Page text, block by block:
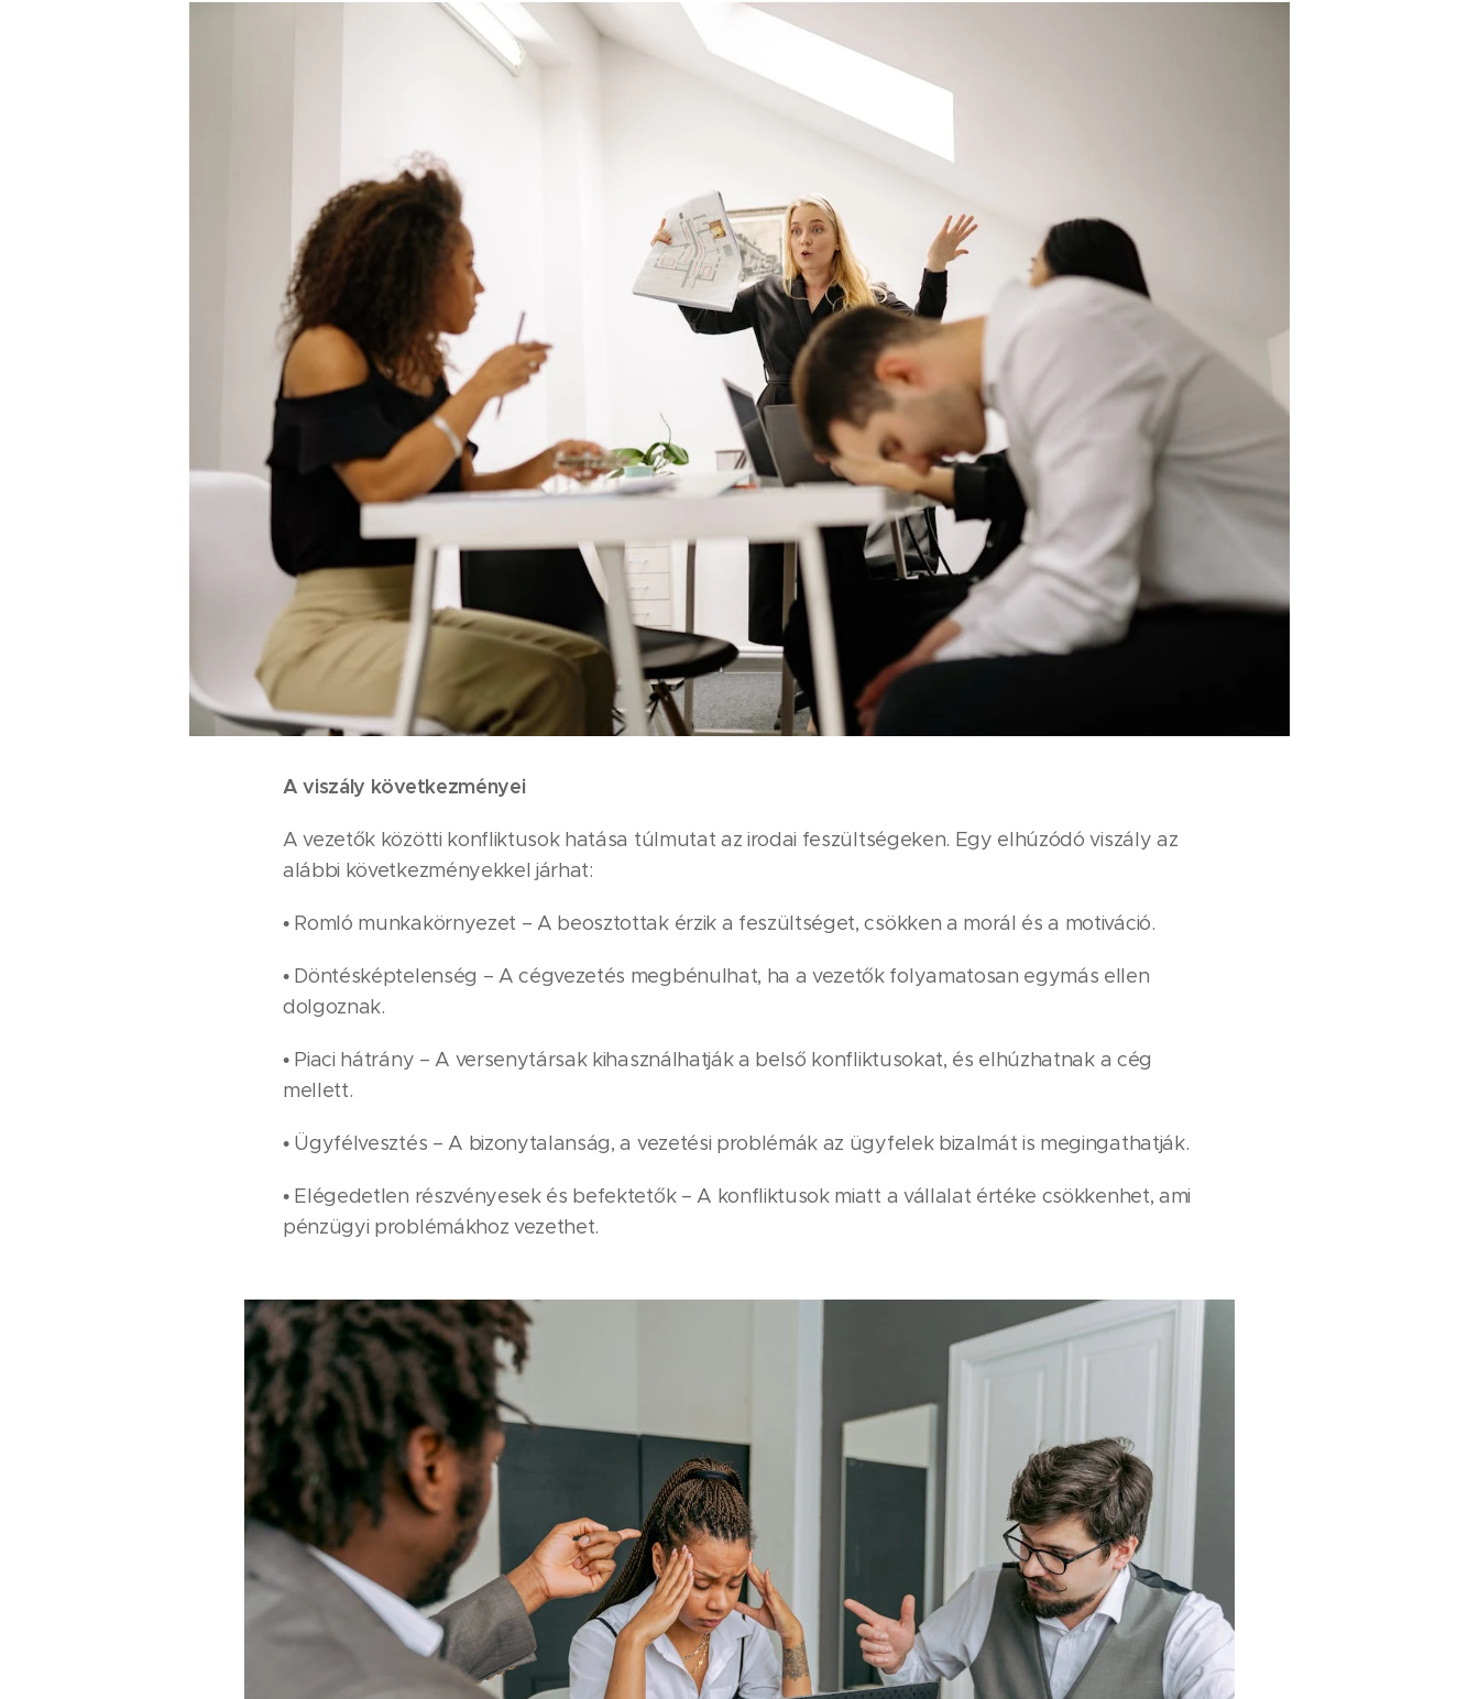
A viszály következményei
A vezetők közötti konfliktusok hatása túlmutat az irodai feszültségeken. Egy elhúzódó viszály az
alábbi következményekkel járhat:
• Romló munkakörnyezet – A beosztottak érzik a feszültséget, csökken a morál és a motiváció.
• Döntésképtelenség – A cégvezetés megbénulhat, ha a vezetők folyamatosan egymás ellen
dolgoznak.
• Piaci hátrány – A versenytársak kihasználhatják a belső konfliktusokat, és elhúzhatnak a cég
mellett.
• Ügyfélvesztés – A bizonytalanság, a vezetési problémák az ügyfelek bizalmát is megingathatják.
• Elégedetlen részvényesek és befektetők – A konfliktusok miatt a vállalat értéke csökkenhet, ami
pénzügyi problémákhoz vezethet.